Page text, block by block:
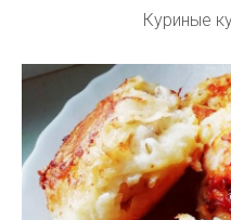
Куриные